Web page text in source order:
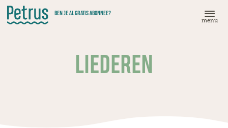
Doorgaan
naar
hoofdinhoud
BEN JE AL GRATIS ABONNEE?
menu
LIEDEREN